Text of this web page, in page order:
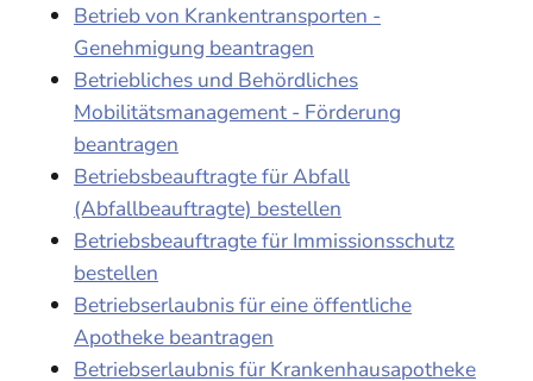
Betrieb von Krankentransporten -
Genehmigung beantragen
Betriebliches und Behördliches
Mobilitätsmanagement - Förderung
beantragen
Betriebsbeauftragte für Abfall
(Abfallbeauftragte) bestellen
Betriebsbeauftragte für Immissionsschutz
bestellen
Betriebserlaubnis für eine öffentliche
Apotheke beantragen
Betriebserlaubnis für Krankenhausapotheke